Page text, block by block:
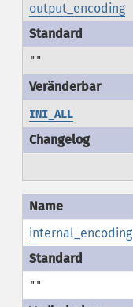
output_encoding
""
INI_ALL
internal_encoding
""